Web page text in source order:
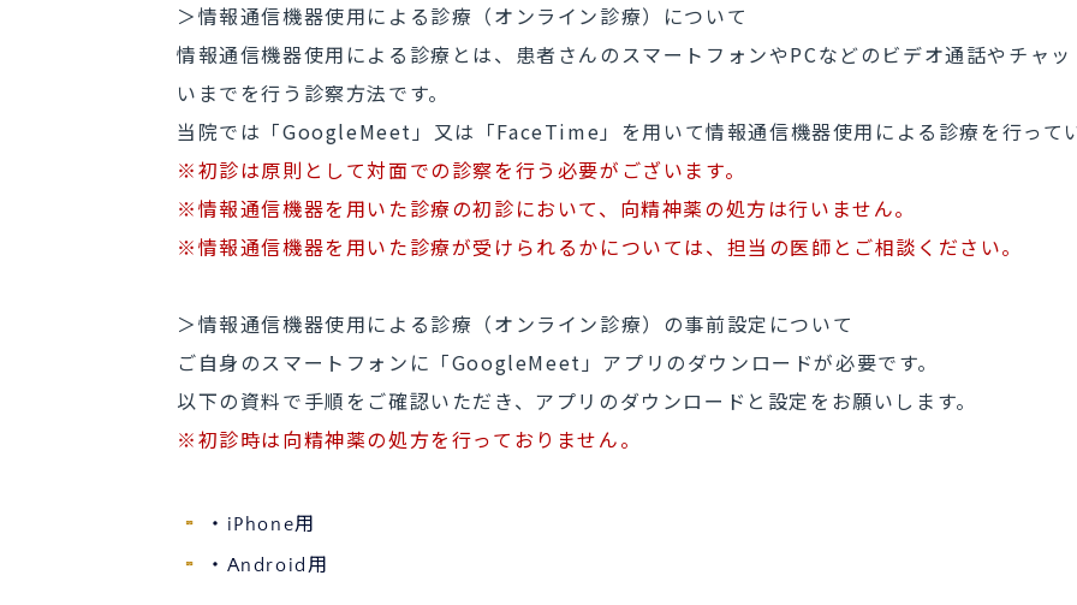
＞情報通信機器使用による診療（オンライン診療）について
情報通信機器使用による診療とは、患者さんのスマートフォンやPCなどのビデオ通話やチャ
いまでを行う診察方法です。
当院では「GoogleMeet」又は「FaceTime」を用いて情報通信機器使用による診療を行って
※初診は原則として対面での診察を行う必要がございます。
※情報通信機器を用いた診療の初診において、向精神薬の処方は行いません。
※情報通信機器を用いた診療が受けられるかについては、担当の医師とご相談ください。
＞情報通信機器使用による診療（オンライン診療）の事前設定につ
ご自身のスマートフォンに「GoogleMeet」アプリのダウンロード
以下の資料で手順をご確認いただき、アプリのダウンロードと設定をお願いします。
※初診時は向精神薬の処方を行っておりません。
・iPhone用
・Android用